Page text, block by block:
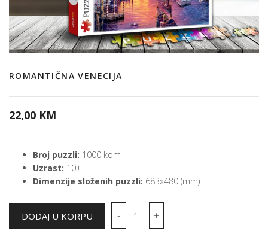
ROMANTIČNA VENECIJA
22,00 KM
Broj puzzli: 1000 kom
Uzrast: 10+
Dimenzije složenih puzzli: 683x480 (mm)